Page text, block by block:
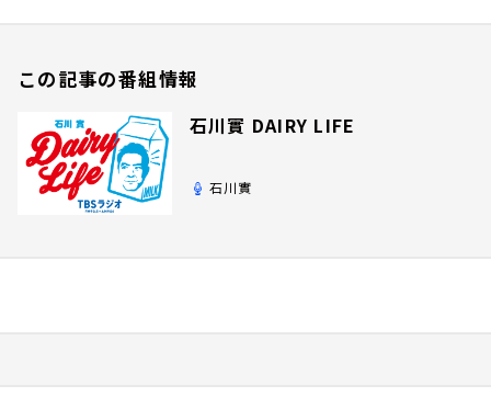
この記事の番組情報
石川實 DAIRY LIFE
石川實